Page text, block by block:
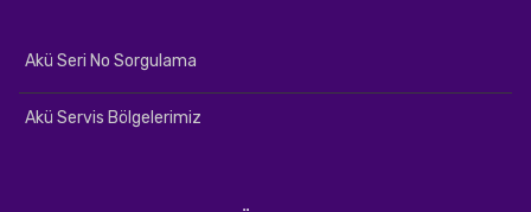
Akü Seri No Sorgulama
Akü Servis Bölgelerimiz